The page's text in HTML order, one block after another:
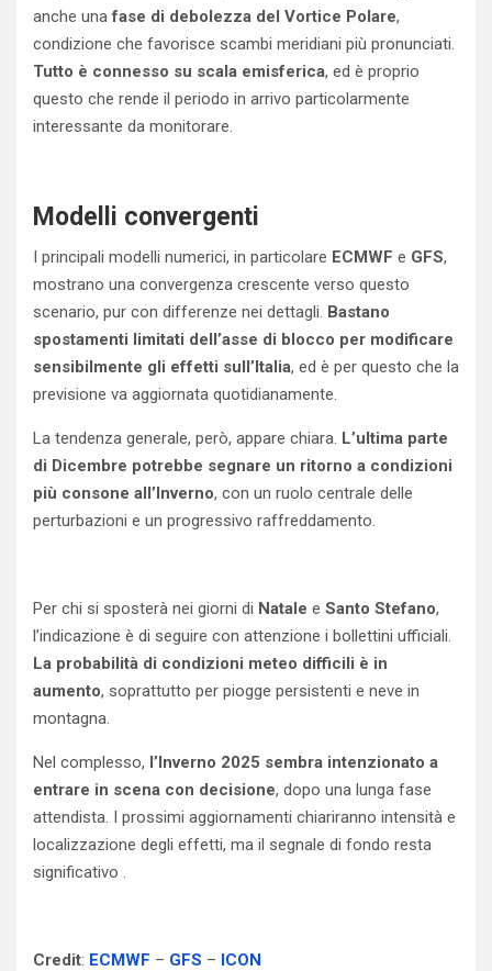
anche unafase di debolezza del Vortice Polare,
condizione che favorisce scambi meridiani più pronunciati.
Tutto è connesso su scala emisferica, ed è proprio
questo che rende il periodo in arrivo particolarmente
interessante da monitorare.
Modelli convergenti
I principali modelli numerici, in particolare ECMWF e GFS,
mostrano una convergenza crescente verso questo
scenario, pur con differenze nei dettagli. Bastano
spostamenti limitati dell’asse di blocco per modificare
sensibilmente gli effetti sull’Italia, ed è per questo che la
previsione va aggiornata quotidianamente.
La tendenza generale, però, appare chiara. L’ultima parte
di Dicembre potrebbe segnare un ritorno a condizioni
più consone all’Inverno, con un ruolo centrale delle
perturbazioni e un progressivo raffreddamento.
Per chi si sposterà nei giorni di Natale e Santo Stefano,
l’indicazione è di seguire con attenzione i bollettini ufficiali.
La probabilità di condizioni meteo difficili è in
aumento, soprattutto per piogge persistenti e neve in
montagna.
Nel complesso, l’Inverno 2025 sembra intenzionato a
entrare in scena con decisione, dopo una lunga fase
attendista. I prossimi aggiornamenti chiariranno intensità e
localizzazione degli effetti, ma il segnale di fondo resta
significativo .
Credit: ECMWF – GFS – ICON